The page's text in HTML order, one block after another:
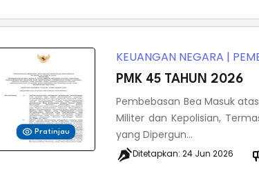
Pratinjau
KEUANGAN NEGARA |
PMK 45 TAHUN 2026
Pembebasan Bea Masuk
Militer dan Kepolisian,
yang Dipergun...
Ditetapkan:24 Jun 2026